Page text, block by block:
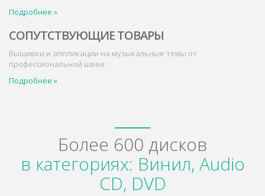
Подробнее »
СОПУТСТВУЮЩИЕ ТОВАРЫ
Вышивки и аппликации на музыкальные темы от
профессиональной швеи
Подробнее »
Более 600 дисков
в категориях: Винил, Audio
CD, DVD